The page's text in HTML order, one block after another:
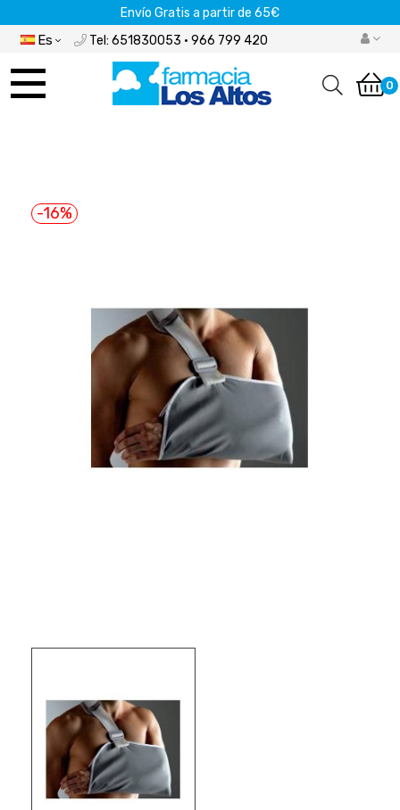
Envío Gratis a partir de 65€
Es Tel: 651830053 · 966 799 420
Navegación 0
-16%